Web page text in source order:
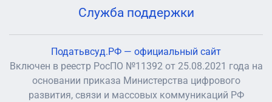
Служба поддержки
Податьвсуд.РФ — официальный сайт
Включен в реестр РосПО №11392 от 25.08.2021 года на
основании приказа Министерства цифрового
развития, связи и массовых коммуникаций РФ